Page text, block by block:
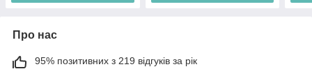
Про нас
95% позитивних з 219 відгуків за рік